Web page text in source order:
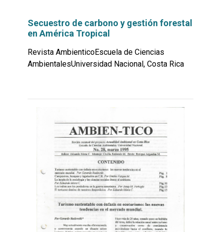
Secuestro de carbono y gestión forestal
en América Tropical
Revista AmbienticoEscuela de Ciencias
AmbientalesUniversidad Nacional, Costa Rica